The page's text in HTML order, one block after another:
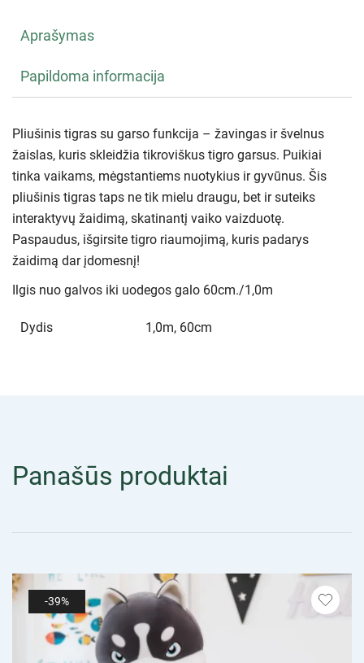
Aprašymas
Papildoma informacija
Pliušinis tigras su garso funkcija – žavingas ir švelnus
žaislas, kuris skleidžia tikroviškus tigro garsus. Puikiai
tinka vaikams, mėgstantiems nuotykius ir gyvūnus. Šis
pliušinis tigras taps ne tik mielu draugu, bet ir suteiks
interaktyvų žaidimą, skatinantį vaiko vaizduotę.
Paspaudus, išgirsite tigro riaumojimą, kuris padarys
žaidimą dar įdomesnį!
Ilgis nuo galvos iki uodegos galo 60cm./1,0m
Dydis 1,0m, 60cm
Panašūs produktai
-39%